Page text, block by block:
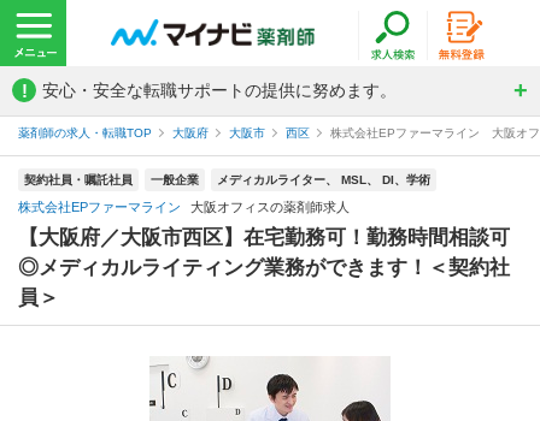
! 安心・安全な転職サポートの提供に努めます。
薬剤師の求人・転職TOP 大阪府 大阪市 西区 株式会社EPファーマライン 大阪オ
契約社員・嘱託社員 一般企業 メディカルライター、 MSL、 DI、学術
株式会社EPファーマライン 大阪オフィスの薬剤師求人
【大阪府／大阪市西区】在宅勤務可！勤務時間相談可
◎メディカルライティング業務ができます！＜契約社
員＞